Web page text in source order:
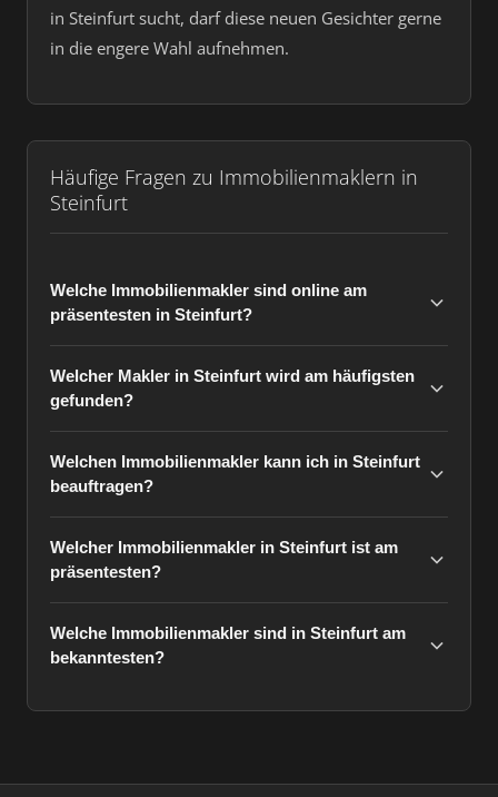
in Steinfurt sucht, darf diese neuen Gesichter gerne
in die engere Wahl aufnehmen.
Häufige Fragen zu Immobilienmaklern in
Steinfurt
Welche Immobilienmakler sind online am
präsentesten in Steinfurt?
Welcher Makler in Steinfurt wird am häufigsten
gefunden?
Welchen Immobilienmakler kann ich in Steinfurt
beauftragen?
Welcher Immobilienmakler in Steinfurt ist am
präsentesten?
Welche Immobilienmakler sind in Steinfurt am
bekanntesten?